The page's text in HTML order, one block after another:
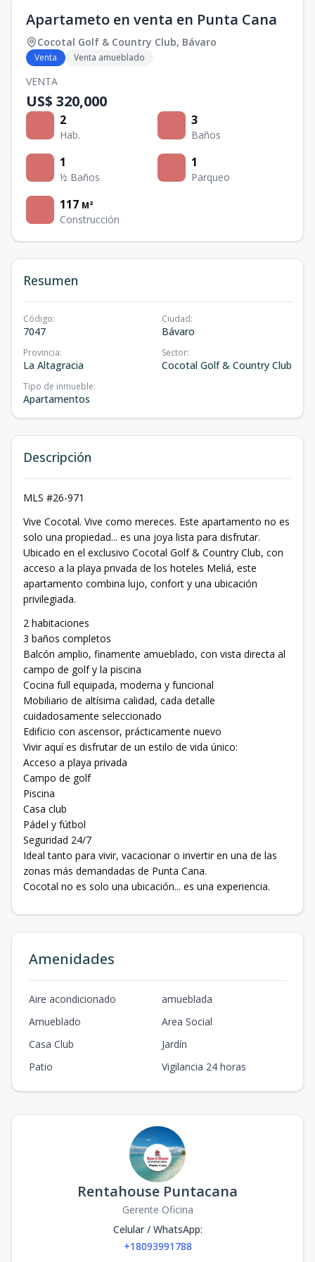
Apartameto en venta en Punta Cana
Cocotal Golf & Country Club, Bávaro
Venta Venta amueblado
VENTA
US$ 320,000
2
Hab.
3
Baños
1
½ Baños
1
Parqueo
117 M²
Construcción
Resumen
Código:
7047
Ciudad:
Bávaro
Provincia:
La Altagracia
Sector:
Cocotal Golf & Country Club
Tipo de inmueble:
Apartamentos
Descripción
MLS #26-971
Vive Cocotal. Vive como mereces. Este apartamento no es
solo una propiedad... es una joya lista para disfrutar.
Ubicado en el exclusivo Cocotal Golf & Country Club, con
acceso a la playa privada de los hoteles Meliá, este
apartamento combina lujo, confort y una ubicación
privilegiada.
2 habitaciones
3 baños completos
Balcón amplio, finamente amueblado, con vista directa al
campo de golf y la piscina
Cocina full equipada, moderna y funcional
Mobiliario de altísima calidad, cada detalle
cuidadosamente seleccionado
Edificio con ascensor, prácticamente nuevo
Vivir aquí es disfrutar de un estilo de vida único:
Acceso a playa privada
Campo de golf
Piscina
Casa club
Pádel y fútbol
Seguridad 24/7
Ideal tanto para vivir, vacacionar o invertir en una de las
zonas más demandadas de Punta Cana.
Cocotal no es solo una ubicación... es una experiencia.
Amenidades
Aire acondicionado
amueblada
Amueblado
Area Social
Casa Club
Jardín
Patio
Vigilancia 24 horas
Rentahouse Puntacana
Gerente Oficina
Celular / WhatsApp:
+18093991788